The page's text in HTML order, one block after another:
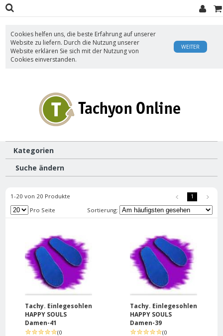
Cookies helfen uns, die beste Erfahrung auf unserer
Website zu liefern. Durch die Nutzung unserer
Website erklären Sie sich mit der Nutzung von
Cookies einverstanden.
WEITER
Kategorien
Suche ändern
1-20 von 20 Produkte
1
Pro Seite
Sortierung:
Tachy. Einlegesohlen
HAPPY SOULS
Damen-41
(0
Tachy. Einlegesohlen
HAPPY SOULS
Damen-39
(0